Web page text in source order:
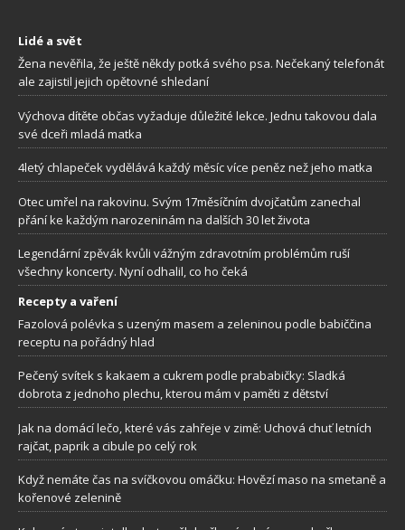
Lidé a svět
Žena nevěřila, že ještě někdy potká svého psa. Nečekaný telefonát
ale zajistil jejich opětovné shledaní
Výchova dítěte občas vyžaduje důležité lekce. Jednu takovou dala
své dceři mladá matka
4letý chlapeček vydělává každý měsíc více peněz než jeho matka
Otec umřel na rakovinu. Svým 17měsíčním dvojčatům zanechal
přání ke každým narozeninám na dalších 30 let života
Legendární zpěvák kvůli vážným zdravotním problémům ruší
všechny koncerty. Nyní odhalil, co ho čeká
Recepty a vaření
Fazolová polévka s uzeným masem a zeleninou podle babiččina
receptu na pořádný hlad
Pečený svítek s kakaem a cukrem podle prababičky: Sladká
dobrota z jednoho plechu, kterou mám v paměti z dětství
Jak na domácí lečo, které vás zahřeje v zimě: Uchová chuť letních
rajčat, paprik a cibule po celý rok
Když nemáte čas na svíčkovou omáčku: Hovězí maso na smetaně a
kořenové zelenině